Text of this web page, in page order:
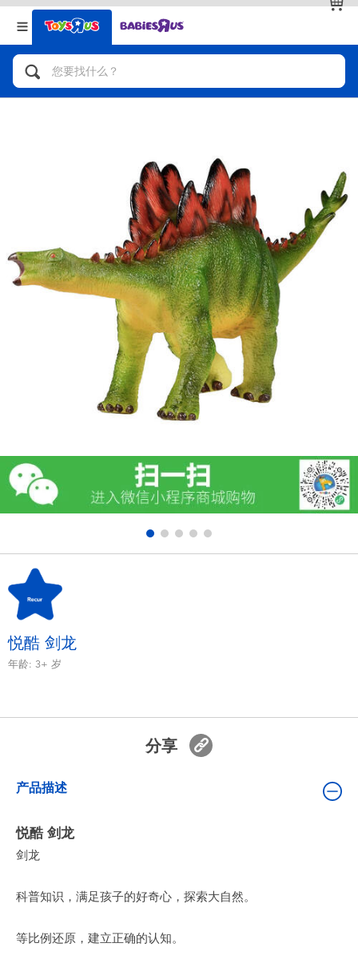
返回
分类目录
人气英雄，角色扮演，射击玩具
拼砌组合及乐高LEGO
玩具车，货车，火车及遥控系列
手工艺，文具，蜡笔，泥胶，画板
娃娃，芭比，收藏公仔
游戏及拼图系列
益智学习玩具
户外及运动产品
模仿，化妆及造型系列
毛绒公仔玩具
返回
品牌
查看全部
悦酷 剑龙
年龄: 3+ 岁
分享
产品描述
悦酷 剑龙
剑龙
科普知识，满足孩子的好奇心，探索大自然。
等比例还原，建立正确的认知。